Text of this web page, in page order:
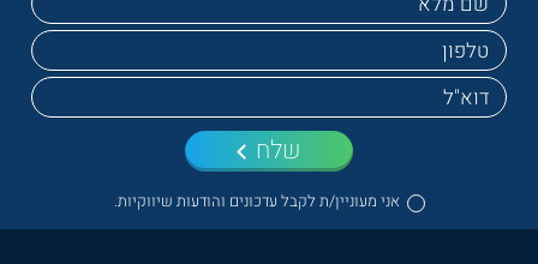
אני מעוניין/ת לקבל עדכונים והודעות שיווקיות.
שלח